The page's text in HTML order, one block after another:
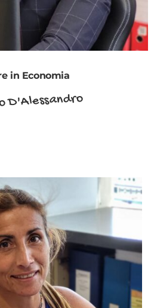
in Economia
D'Alessandro